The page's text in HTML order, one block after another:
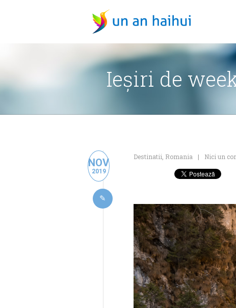
Ieșiri de
NOV
2019
Destinatii Romania Nici un